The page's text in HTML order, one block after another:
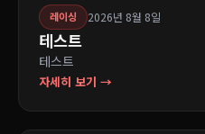
레이싱 2026년 8월 8일
테스트
테스트
자세히 보기 →